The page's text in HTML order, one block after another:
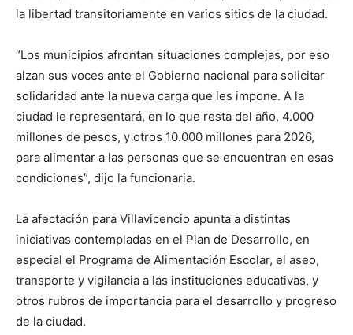
la libertad transitoriamente en varios sitios de la ciudad.
“Los municipios afrontan situaciones complejas, por eso
alzan sus voces ante el Gobierno nacional para solicitar
solidaridad ante la nueva carga que les impone. A la
ciudad le representará, en lo que resta del año, 4.000
millones de pesos, y otros 10.000 millones para 2026,
para alimentar a las personas que se encuentran en esas
condiciones”, dijo la funcionaria.
La afectación para Villavicencio apunta a distintas
iniciativas contempladas en el Plan de Desarrollo, en
especial el Programa de Alimentación Escolar, el aseo,
transporte y vigilancia a las instituciones educativas, y
otros rubros de importancia para el desarrollo y progreso
de la ciudad.